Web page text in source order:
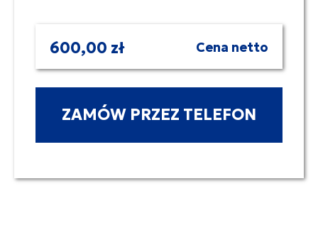
600,00 zł Cena netto
ZAMÓW PRZEZ TELEFON